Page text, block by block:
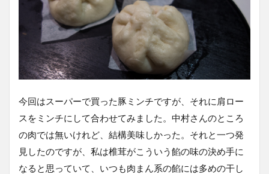
今回はスーパーで買った豚ミンチですが、それに肩ロー
スをミンチにして合わせてみました。中村さんのところ
の肉では無いけれど、結構美味しかった。それと一つ発
見したのですが、私は椎茸がこういう餡の味の決め手に
なると思っていて、いつも肉まん系の餡には多めの干し